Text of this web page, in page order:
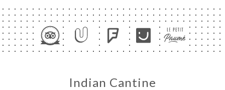
Indian Cantine